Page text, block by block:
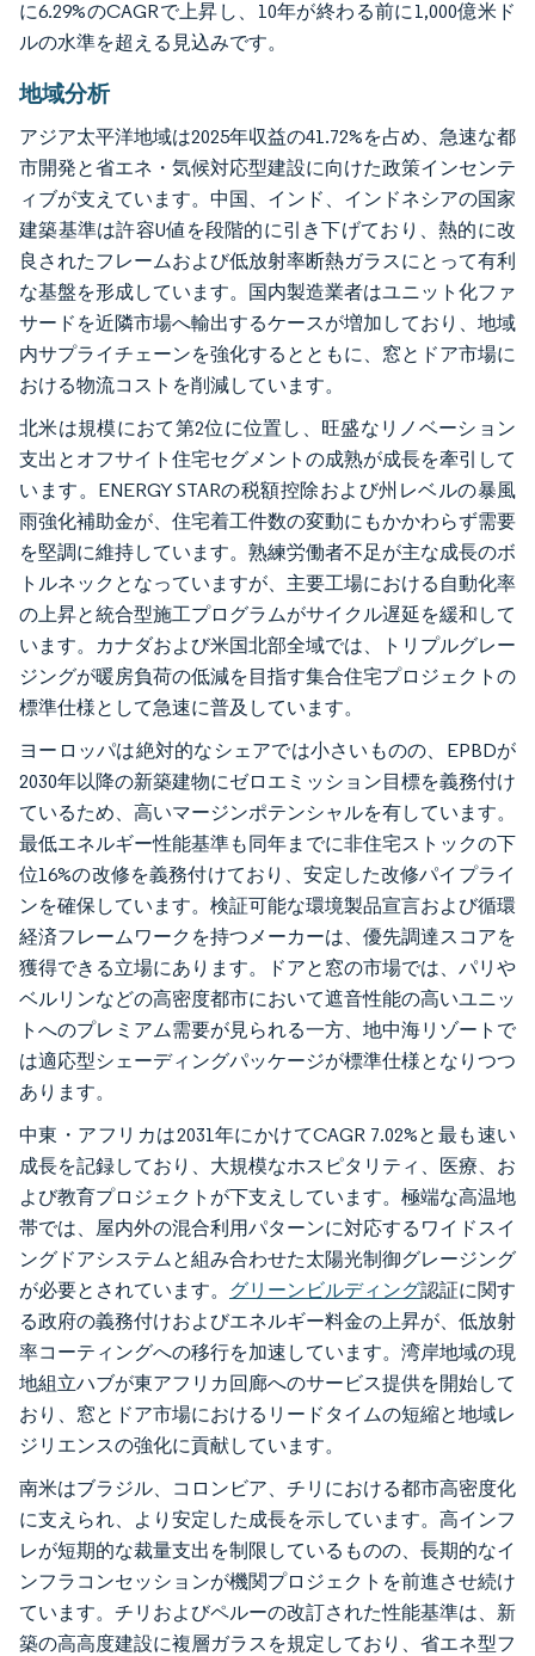
に6.29%のCAGRで上昇し、10年が終わる前に1,000億米ド
ルの水準を超える見込みです。
地域分析
アジア太平洋地域は2025年収益の41.72%を占め、急速な都
市開発と省エネ・気候対応型建設に向けた政策インセンテ
ィブが支えています。中国、インド、インドネシアの国家
建築基準は許容U値を段階的に引き下げており、熱的に改
良されたフレームおよび低放射率断熱ガラスにとって有利
な基盤を形成しています。国内製造業者はユニット化ファ
サードを近隣市場へ輸出するケースが増加しており、地域
内サプライチェーンを強化するとともに、窓とドア市場に
おける物流コストを削減しています。
北米は規模におて第2位に位置し、旺盛なリノベーション
支出とオフサイト住宅セグメントの成熟が成長を牽引して
います。ENERGY STARの税額控除および州レベルの暴風
雨強化補助金が、住宅着工件数の変動にもかかわらず需要
を堅調に維持しています。熟練労働者不足が主な成長のボ
トルネックとなっていますが、主要工場における自動化率
の上昇と統合型施工プログラムがサイクル遅延を緩和して
います。カナダおよび米国北部全域では、トリプルグレー
ジングが暖房負荷の低減を目指す集合住宅プロジェクトの
標準仕様として急速に普及しています。
ヨーロッパは絶対的なシェアでは小さいものの、EPBDが
2030年以降の新築建物にゼロエミッション目標を義務付け
ているため、高いマージンポテンシャルを有しています。
最低エネルギー性能基準も同年までに非住宅ストックの下
位16%の改修を義務付けており、安定した改修パイプライ
ンを確保しています。検証可能な環境製品宣言および循環
経済フレームワークを持つメーカーは、優先調達スコアを
獲得できる立場にあります。ドアと窓の市場では、パリや
ベルリンなどの高密度都市において遮音性能の高いユニッ
トへのプレミアム需要が見られる一方、地中海リゾートで
は適応型シェーディングパッケージが標準仕様となりつつ
あります。
中東・アフリカは2031年にかけてCAGR 7.02%と最も速い
成長を記録しており、大規模なホスピタリティ、医療、お
よび教育プロジェクトが下支えしています。極端な高温地
帯では、屋内外の混合利用パターンに対応するワイドスイ
ングドアシステムと組み合わせた太陽光制御グレージング
が必要とされています。 グリーンビルディング認証に関す
る政府の義務付けおよびエネルギー料金の上昇が、低放射
率コーティングへの移行を加速しています。湾岸地域の現
地組立ハブが東アフリカ回廊へのサービス提供を開始して
おり、窓とドア市場におけるリードタイムの短縮と地域レ
ジリエンスの強化に貢献しています。
南米はブラジル、コロンビア、チリにおける都市高密度化
に支えられ、より安定した成長を示しています。高インフ
レが短期的な裁量支出を制限しているものの、長期的なイ
ンフラコンセッションが機関プロジェクトを前進させ続け
ています。チリおよびペルーの改訂された性能基準は、新
築の高高度建設に複層ガラスを規定しており、省エネ型フ